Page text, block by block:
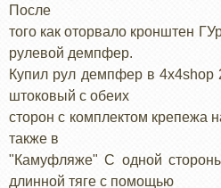
После
того как оторвало кронштен
рулевой демпфер.
Купил рул демпфер в 4x4shop
штоковый с обеих
сторон с комплектом крепежа
также в
"Камуфляже" С одной
длинной тяге с помощью